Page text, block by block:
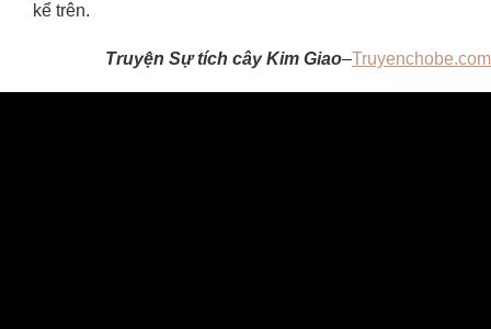
kể trên.
Truyện Sự tích cây Kim Giao–Truyenchobe.com